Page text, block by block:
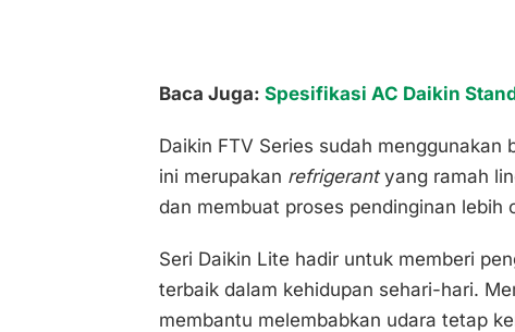
Baca Juga: Spesifikasi AC Daikin
Daikin FTV Series sudah menggunakan
ini merupakan refrigerantyang ramah
dan membuat proses pendinginan lebih
Seri Daikin Lite hadir untuk memberi
terbaik dalam kehidupan sehari-hari.
membantu melembabkan udara tetap